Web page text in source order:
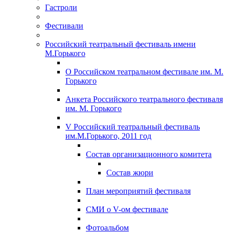
Гастроли
Фестивали
Российский театральный фестиваль имени
М.Горького
О Российском театральном фестивале им. М.
Горького
Анкета Российского театрального фестиваля
им. М. Горького
V Российский театральный фестиваль
им.М.Горького, 2011 год
Состав организационного комитета
Состав жюри
План мероприятий фестиваля
СМИ о V-ом фестивале
Фотоальбом